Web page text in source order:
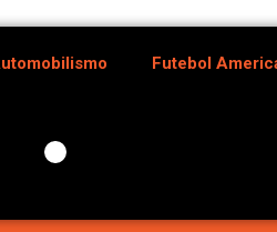
Futebol